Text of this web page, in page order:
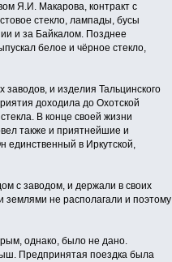
Я.И. Макарова, контракт с
стекло, лампады, бусы
и за Байкалом. Позднее
белое и чёрное стекло,
и изделия Тальцинского
дохо­дила до Охотской
В конце своей жизни
также и приятнейшие и
единственный в Иркутской,
с заводом, и держа­ли в своих
не располагали и поэтому
однако, было не дано.
Предпринятая поездка была